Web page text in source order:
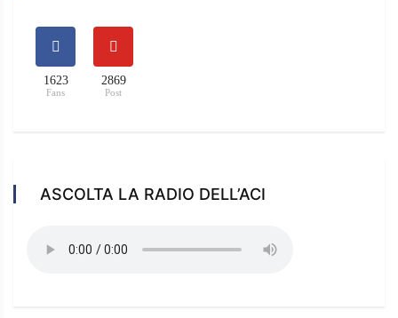
1623
Fans
2869
Post
ASCOLTA LA RADIO DELL’ACI